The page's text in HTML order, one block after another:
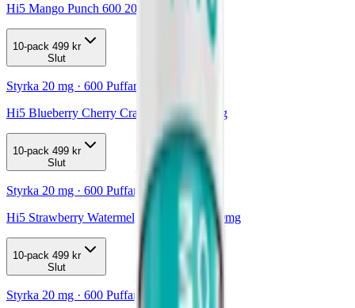
Hi5 Mango Punch 600 20 mg
10-pack 499 kr
Slut
Styrka 20 mg · 600 Puffar
Hi5 Blueberry Cherry Cranberry 600 20 mg
10-pack 499 kr
Slut
Styrka 20 mg · 600 Puffar
Hi5 Strawberry Watermelon Bubblegum 20mg
10-pack 499 kr
Slut
Styrka 20 mg · 600 Puffar